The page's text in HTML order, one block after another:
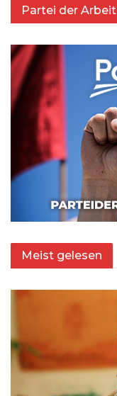
Partei der Arbeit
Meist gelesen